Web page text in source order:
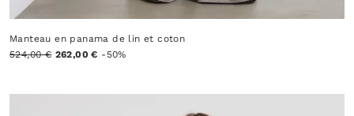
Manteau en panama de lin et coton
524,00 € 262,00 € -50%